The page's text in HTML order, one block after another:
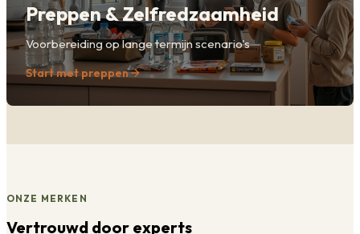
Preppen & Zelfredzaamheid
Voorbereiding op lange termijn scenario's
Start met preppen
ONZE MERKEN
Vertrouwd door experts